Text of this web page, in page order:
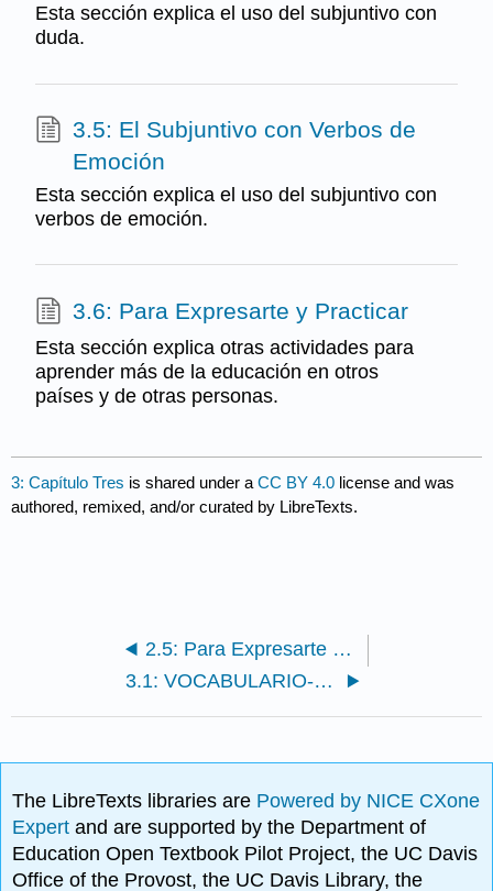
Esta sección explica el uso del subjuntivo con
duda.
3.5: El Subjuntivo con Verbos de
Emoción
Esta sección explica el uso del subjuntivo con
verbos de emoción.
3.6: Para Expresarte y Practicar
Esta sección explica otras actividades para
aprender más de la educación en otros
países y de otras personas.
3: Capítulo Tres is shared under aCC BY 4.0 license and was
authored, remixed, and/or curated by LibreTexts.
2.5: Para Expresarte y Practicar
3.1: VOCABULARIO--La Universidad
The LibreTexts libraries are Powered by NICE CXone
Expertand are supported by the Department of
Education Open Textbook Pilot Project, the UC Davis
Office of the Provost, the UC Davis Library, the